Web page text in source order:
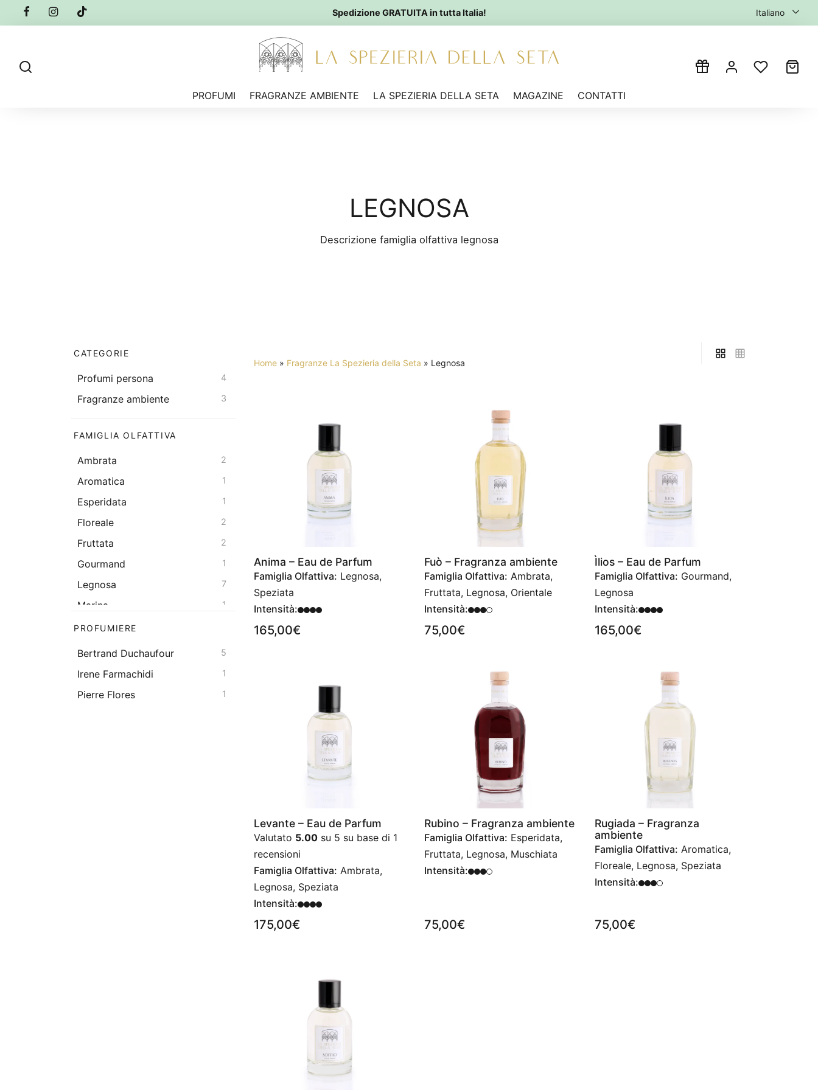
Spedizione GRATUITA in tutta Italia! Italiano
PROFUMI FRAGRANZE AMBIENTE LA SPEZIERIA DELLA SETA MAGAZINE CONTATTI
LEGNOSA
Descrizione famiglia olfattiva legnosa
CATEGORIE
Profumi persona 4
Fragranze ambiente 3
FAMIGLIA OLFATTIVA
Ambrata 2
Aromatica 1
Esperidata 1
Floreale 2
Fruttata 2
Gourmand 1
Legnosa 7
Marina 1
Muschiata
Orientale
Speziata
PROFUMIERE
Bertrand Duchaufour 5
Irene Farmachidi 1
Pierre Flores 1
Home » Fragranze La Spezieria della Seta » Legnosa
Anima – Eau de Parfum
Famiglia Olfattiva: Legnosa,
Speziata
Intensità:
165,00€
Fuò – Fragranza ambiente
Famiglia Olfattiva: Ambrata,
Fruttata, Legnosa, Orientale
Intensità:
75,00€
Ìlios – Eau de Parfum
Famiglia Olfattiva: Gourmand,
Legnosa
Intensità:
165,00€
Levante – Eau de Parfum
Valutato 5.00 su 5 su base di 1
recensioni
Famiglia Olfattiva: Ambrata,
Legnosa, Speziata
Intensità:
175,00€
Rubino – Fragranza ambiente
Famiglia Olfattiva: Esperidata,
Fruttata, Legnosa, Muschiata
Intensità:
75,00€
Rugiada – Fragranza
ambiente
Famiglia Olfattiva: Aromatica,
Floreale, Legnosa, Speziata
Intensità:
75,00€